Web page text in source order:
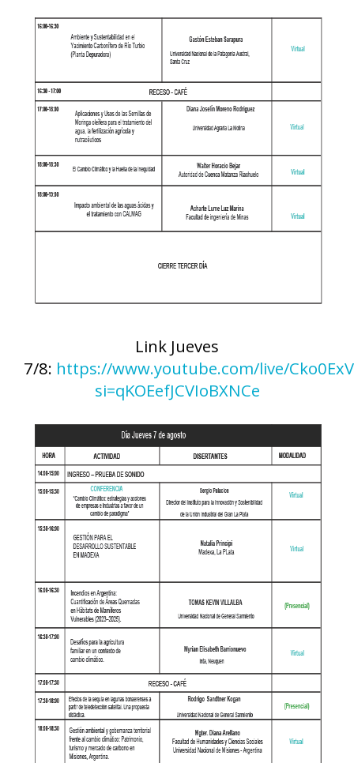
Link Jueves
7/8: https://www.youtube.com/live/
si=qKOEefJCVIoBXNCe